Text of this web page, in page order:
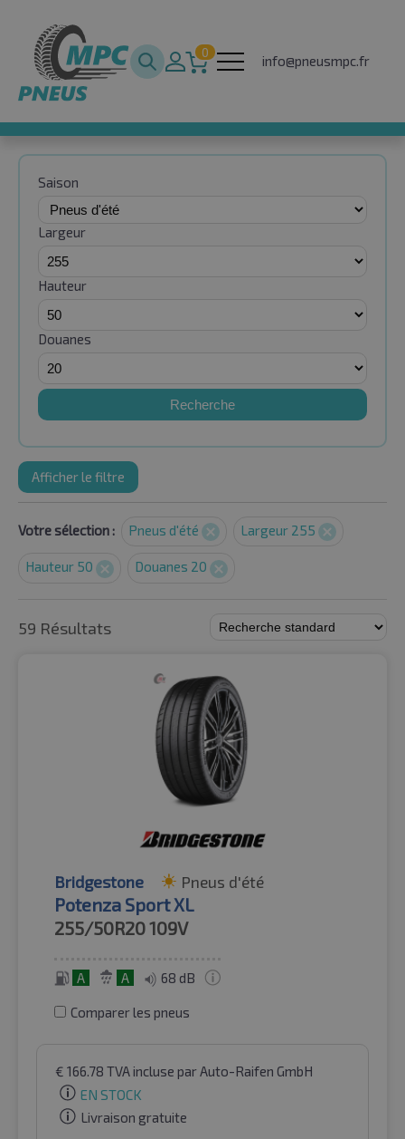
0
info@pneusmpc.fr
Saison
Largeur
Hauteur
Douanes
Recherche
Afficher le filtre
Votre sélection : Pneus d'été Largeur 255
Hauteur 50 Douanes 20
59 Résultats
Bridgestone Pneus d'été
Potenza Sport XL
255/50R20109V
A A 68 dB
Comparer les pneus
€ 166.78 TVA incluse par Auto-Raifen GmbH
EN STOCK
Livraison gratuite